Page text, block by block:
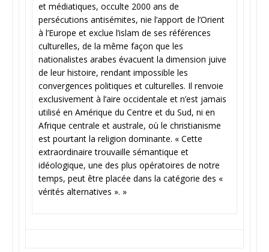
et médiatiques, occulte 2000 ans de
persécutions antisémites, nie l’apport de l’Orient
à l’Europe et exclue l’islam de ses références
culturelles, de la même façon que les
nationalistes arabes évacuent la dimension juive
de leur histoire, rendant impossible les
convergences politiques et culturelles. Il renvoie
exclusivement à l’aire occidentale et n’est jamais
utilisé en Amérique du Centre et du Sud, ni en
Afrique centrale et australe, où le christianisme
est pourtant la religion dominante. « Cette
extraordinaire trouvaille sémantique et
idéologique, une des plus opératoires de notre
temps, peut être placée dans la catégorie des «
vérités alternatives ». »